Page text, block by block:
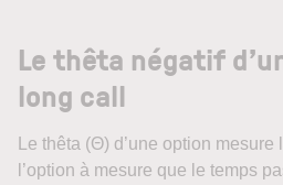
Le thêta négatif
long call
Le thêta (Θ) d’une option
l’option à mesure que le temps